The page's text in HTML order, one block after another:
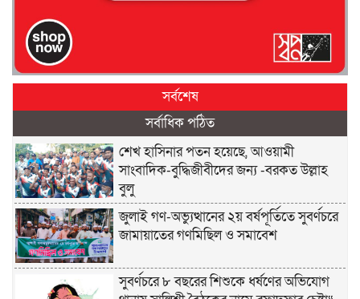
সর্বশেষ
সর্বাধিক পঠিত
শেখ হাসিনার পতন হয়েছে, আওয়ামী
সাংবাদিক-বুদ্ধিজীবীদের জন্য -বরকত উল্লাহ
বুলু
জুলাই গণ-অভ্যুত্থানের ২য় বর্ষপূর্তিতে সুবর্ণচরে
জামায়াতের গণমিছিল ও সমাবেশ
সুবর্ণচরে ৮ বছরের শিশুকে ধর্ষণের অভিযোগ